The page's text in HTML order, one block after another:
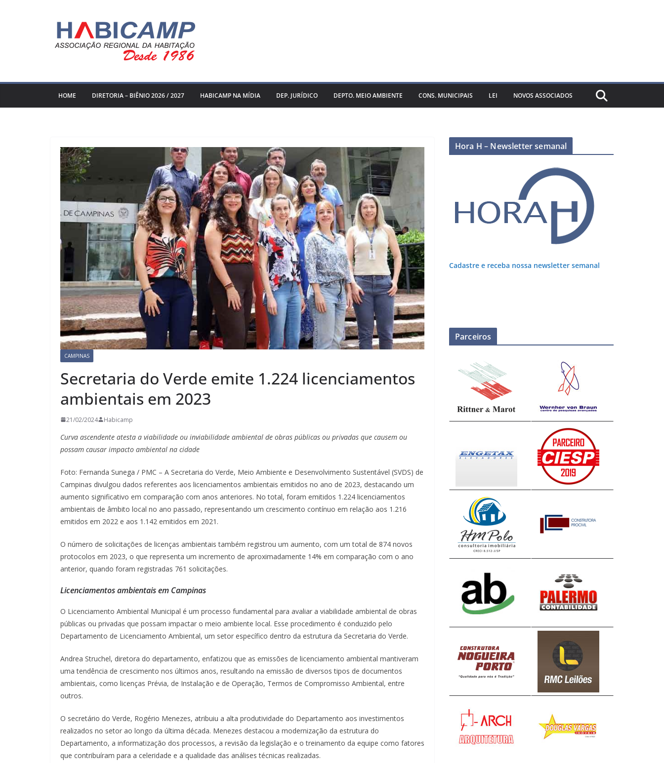
HOME DIRETORIA – BIÊNIO 2026 / 2027 HABICAMP NA MÍDIA DEP. JURÍDICO DEPTO. MEIO AMBIENTE CONS. MUNICIPAIS LEI NOVOS ASSOCIADOS
CAMPINAS
Secretaria do Verde emite 1.224 licenciamentos
ambientais em 2023
21/02/2024 Habicamp
Curva ascendente atesta a viabilidade ou inviabilidade ambiental de obras públicas ou privadas que causem ou
possam causar impacto ambiental na cidade
Foto: Fernanda Sunega / PMC – A Secretaria do Verde, Meio Ambiente e Desenvolvimento Sustentável (SVDS) de
Campinas divulgou dados referentes aos licenciamentos ambientais emitidos no ano de 2023, destacando um
aumento significativo em comparação com anos anteriores. No total, foram emitidos 1.224 licenciamentos
ambientais de âmbito local no ano passado, representando um crescimento contínuo em relação aos 1.216
emitidos em 2022 e aos 1.142 emitidos em 2021.
O número de solicitações de licenças ambientais também registrou um aumento, com um total de 874 novos
protocolos em 2023, o que representa um incremento de aproximadamente 14% em comparação com o ano
anterior, quando foram registradas 761 solicitações.
Licenciamentos ambientais em Campinas
O Licenciamento Ambiental Municipal é um processo fundamental para avaliar a viabilidade ambiental de obras
públicas ou privadas que possam impactar o meio ambiente local. Esse procedimento é conduzido pelo
Departamento de Licenciamento Ambiental, um setor específico dentro da estrutura da Secretaria do Verde.
Andrea Struchel, diretora do departamento, enfatizou que as emissões de licenciamento ambiental mantiveram
uma tendência de crescimento nos últimos anos, resultando na emissão de diversos tipos de documentos
ambientais, como licenças Prévia, de Instalação e de Operação, Termos de Compromisso Ambiental, entre
outros.
O secretário do Verde, Rogério Menezes, atribuiu a alta produtividade do Departamento aos investimentos
realizados no setor ao longo da última década. Menezes destacou a modernização da estrutura do
Departamento, a informatização dos processos, a revisão da legislação e o treinamento da equipe como fatores
que contribuíram para a celeridade e a qualidade das análises técnicas realizadas.
Hora H – Newsletter semanal
Cadastre e receba nossa newsletter semanal
Parceiros